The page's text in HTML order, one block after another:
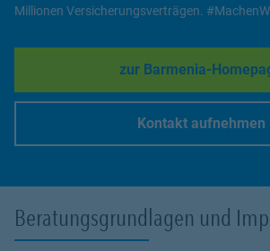
Millionen Versicherungsverträgen.
zur Barmenia-Link
Kontakt aufnehmen
Beratungsgrundlagen und